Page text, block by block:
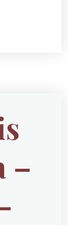
–